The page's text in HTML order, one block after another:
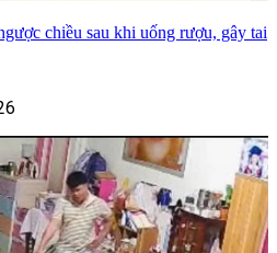
chiều sau khi uống rượu, gây tai